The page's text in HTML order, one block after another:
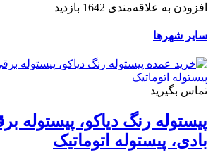
افزودن به علاقه‌مندی 1642 بازدید
سایر شهرها
تماس بگیرید
پیستوله رنگ دیاکو، پیستوله
بادی، پیستوله اتوماتیک